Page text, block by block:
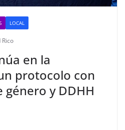
LOCAL
Rico
en la
protocolo con
género y DDHH